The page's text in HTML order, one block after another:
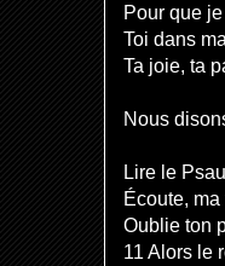
Pour que
Toi dans
Ta joie, ta
Nous
Lire le
Écoute,
Oublie ton
11 Alors le